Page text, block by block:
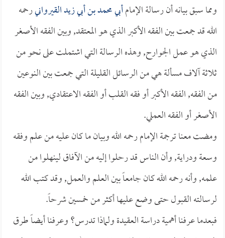
ومما سبق بيانه أن رسالة الإمامأبي محمد بن أبي زيد القيروانيرحمه
الله قد جمعت بين الفقه الأكبر الذي هو المعتقد, وبين الفقه الأصغر
الذي هو عمل الجوارح, وهذه الرسالة التي اشتملت على نحو من
ثلاثة آلاف مسألة هي من الرسائل القليلة التي جمعت بين النوعين
من الفقه, الفقه الأكبر أو فقه القلب أو الفقه الاعتقادي, وبين الفقه
الأصغر أو الفقه العملي.
ومضت معنا ترجمة الإمام رحمه الله وبيان ما كان عليه من علم وفقه
وسعة ودراية, وأن الناس قد رحلوا إليه من الآفاق لينهلوا من
علمه, وأنه رحمه الله كان جامعاً بين العلم والعمل, وقد كتب الله
لرسالته القبول حتى وضع عليها أكثر من خمسين شرحاً.
فبعدما عرفنا أهمية دراسة العقيدة ولماذا تدرس؟ وعرفنا أيضاً طرق